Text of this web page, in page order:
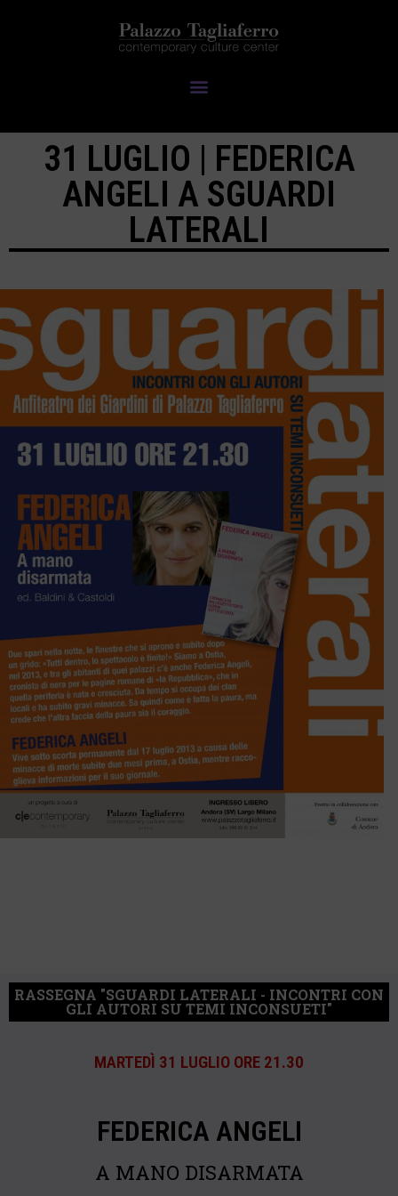
31 LUGLIO | FEDERICA
ANGELI A SGUARDI
LATERALI
RASSEGNA "SGUARDI LATERALI - INCONTRI CON
GLI AUTORI SU TEMI INCONSUETI"
MARTEDÌ 31 LUGLIO ORE 21.30
FEDERICA ANGELI
A MANO DISARMATA